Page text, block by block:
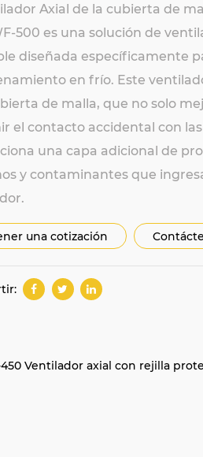
Axial de la cubierta de
500 es una solución de
diseñada específicamente
en frío. Este
de malla, que no solo
el contacto accidental con
una capa adicional de
y contaminantes que
una cotización
450 Ventilador axial con rejilla